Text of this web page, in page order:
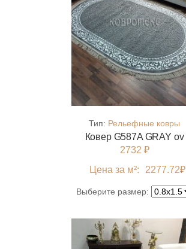
Тип: Рельефные ковры
Ковер G587A GRAY ov
2732 ₽
Цена за м²:
2277.72₽
Выберите размер: